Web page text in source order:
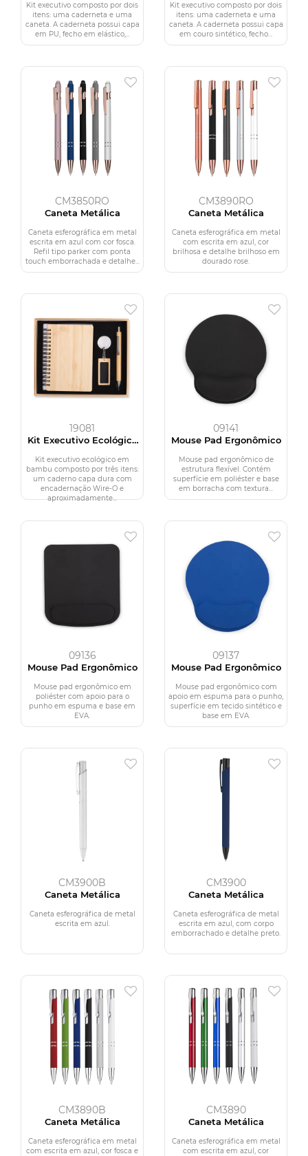
Kit executivo composto por dois
itens: uma caderneta e uma
caneta. A caderneta possui capa
em PU, fecho em elástico,...
Kit executivo composto por dois
itens: uma caderneta e uma
caneta. A caderneta possui capa
em couro sintético, fecho...
CM3850RO
Caneta Metálica
Caneta esferográfica em metal
escrita em azul com cor fosca.
Refil tipo parker com ponta
touch emborrachada e detalhe...
CM3890RO
Caneta Metálica
Caneta esferográfica em metal
com escrita em azul, cor
brilhosa e detalhe brilhoso em
dourado rose.
19081
Kit Executivo Ecológico
Kit executivo ecológico em
bambu composto por três itens:
um caderno capa dura com
encadernação Wire-O e
aproximadamente...
09141
Mouse Pad Ergonômico
Mouse pad ergonômico de
estrutura flexível. Contém
superfície em poliéster e base
em borracha com textura...
09136
Mouse Pad Ergonômico
Mouse pad ergonômico em
poliéster com apoio para o
punho em espuma e base em
EVA.
09137
Mouse Pad Ergonômico
Mouse pad ergonômico com
apoio em espuma para o punho,
superfície em tecido sintético e
base em EVA.
CM3900B
Caneta Metálica
Caneta esferográfica de metal
escrita em azul.
CM3900
Caneta Metálica
Caneta esferográfica de metal
escrita em azul, com corpo
emborrachado e detalhe preto.
CM3890B
Caneta Metálica
Caneta esferográfica em metal
com escrita em azul, cor fosca e
CM3890
Caneta Metálica
Caneta esferográfica em metal
com escrita em azul, cor